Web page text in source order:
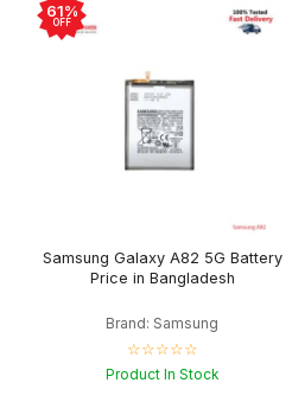
61%
OFF
Samsung Galaxy A82 5G Battery
Price in Bangladesh
Brand: Samsung
☆☆☆☆☆
Product In Stock